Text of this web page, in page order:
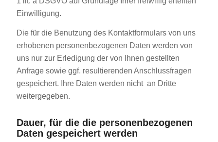
Einwilligung.
Die für die Benutzung des Kontaktformulars von uns
erhobenen personenbezogenen Daten werden von
uns nur zur Erledigung der von Ihnen gestellten
Anfrage sowie ggf. resultierenden Anschlussfragen
gespeichert. Ihre Daten werden nicht an Dritte
weitergegeben.
Dauer, für die die personenbezogenen
Daten gespeichert werden